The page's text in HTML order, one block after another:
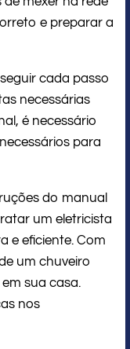
e preparar a
cada passo
necessárias
é necessário
para
do manual
um eletricista
e eficiente. Com
um chuveiro
sua casa.
nos